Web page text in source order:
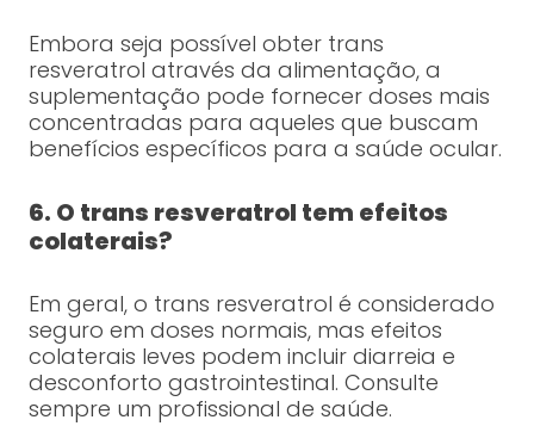
Embora seja possível obter trans
resveratrol através da alimentação, a
suplementação pode fornecer doses mais
concentradas para aqueles que buscam
benefícios específicos para a saúde ocular.
6. O trans resveratrol tem efeitos
colaterais?
Em geral, o trans resveratrol é considerado
seguro em doses normais, mas efeitos
colaterais leves podem incluir diarreia e
desconforto gastrointestinal. Consulte
sempre um profissional de saúde.